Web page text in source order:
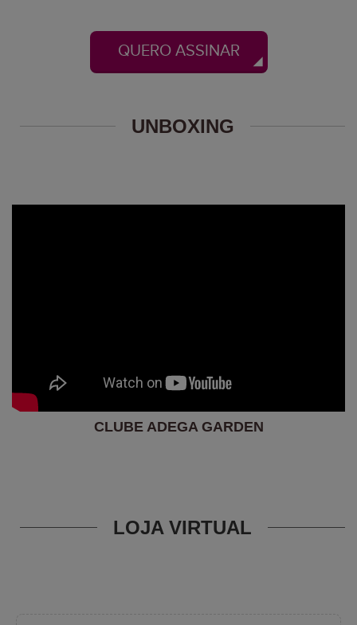
QUERO ASSINAR
UNBOXING
CLUBE ADEGA GARDEN
LOJA VIRTUAL